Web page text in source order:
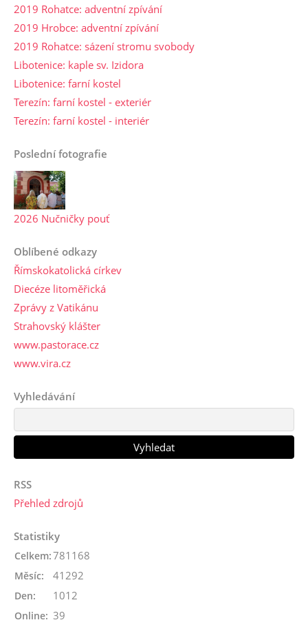
2019 Rohatce: adventní zpívání
2019 Hrobce: adventní zpívání
2019 Rohatce: sázení stromu svobody
Libotenice: kaple sv. Izidora
Libotenice: farní kostel
Terezín: farní kostel - exteriér
Terezín: farní kostel - interiér
Poslední fotografie
2026 Nučničky pouť
Oblíbené odkazy
Římskokatolická církev
Diecéze litoměřická
Zprávy z Vatikánu
Strahovský klášter
www.pastorace.cz
www.vira.cz
Vyhledávání
RSS
Přehled zdrojů
Statistiky
Online: 39
Celkem:781168
Měsíc: 41292
Den: 1012